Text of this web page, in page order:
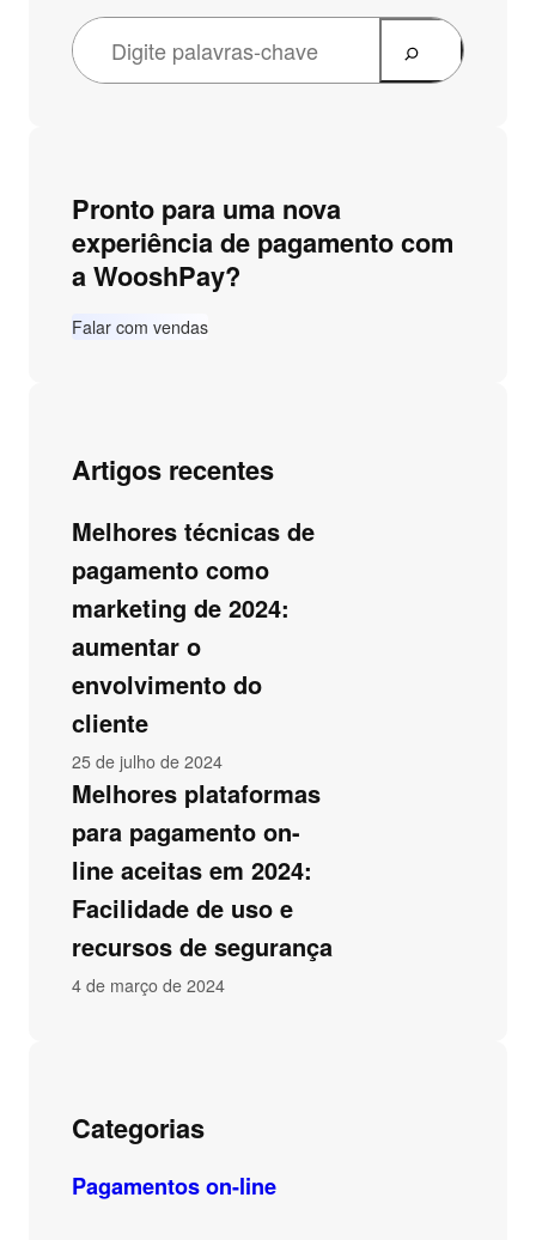
Pronto para uma nova
experiência de pagamento com
a WooshPay?
Falar com vendas
Artigos recentes
Melhores técnicas de
pagamento como
marketing de 2024:
aumentar o
envolvimento do
cliente
25 de julho de 2024
Melhores plataformas
para pagamento on-
line aceitas em 2024:
Facilidade de uso e
recursos de segurança
4 de março de 2024
Categorias
Pagamentos on-line